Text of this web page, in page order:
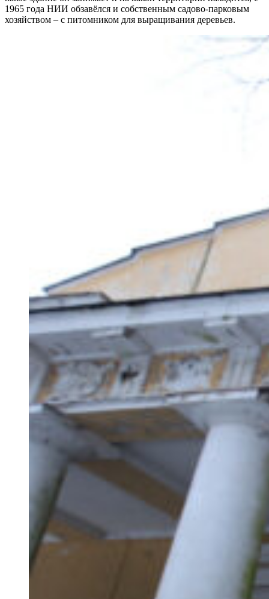
1965 года НИИ обзавёлся и собственным садово-парковым
хозяйством – с питомником для выращивания деревьев.